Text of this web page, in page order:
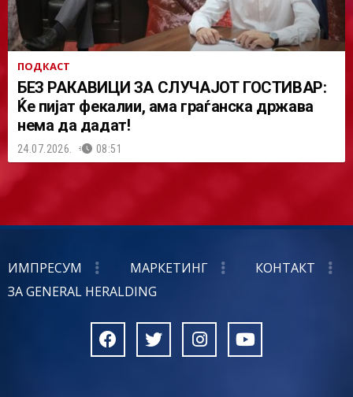
ПОДКАСТ
БЕЗ РАКАВИЦИ ЗА СЛУЧАЈОТ ГОСТИВАР:
Ќе пијат фекалии, ама граѓанска држава
нема да дадат!
24.07.2026. 08:51
ИМПРЕСУМ МАРКЕТИНГ
КОНТАКТ
ЗА GENERAL HERALDING